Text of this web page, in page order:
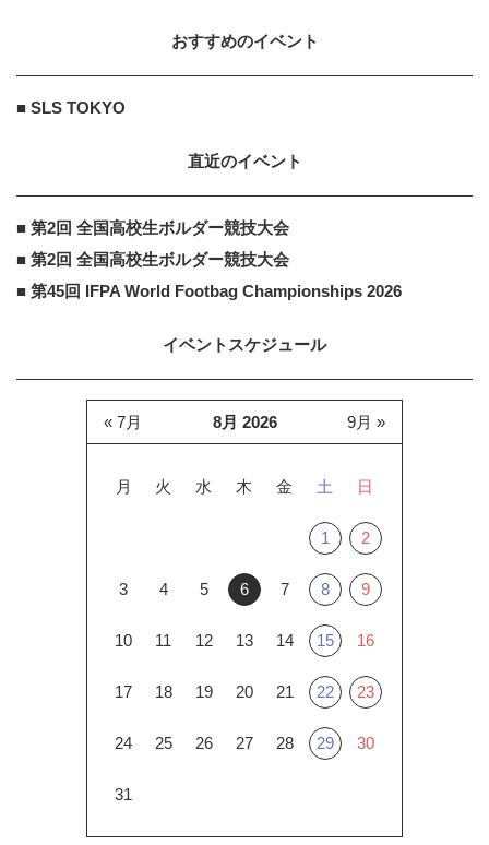
おすすめのイベント
■ SLS TOKYO
直近のイベント
■ 第2回 全国高校生ボルダー競技大会
■ 第2回 全国高校生ボルダー競技大会
■ 第45回 IFPA World Footbag Championships 2026
イベントスケジュール
8月 2026
月 火 水 木 金 土 日
1 2
3 4 5 6 7 8 9
10 11 12 13 14 15 16
17 18 19 20 21 22 23
24 25 26 27 28 29 30
31
« 7月 9月 »